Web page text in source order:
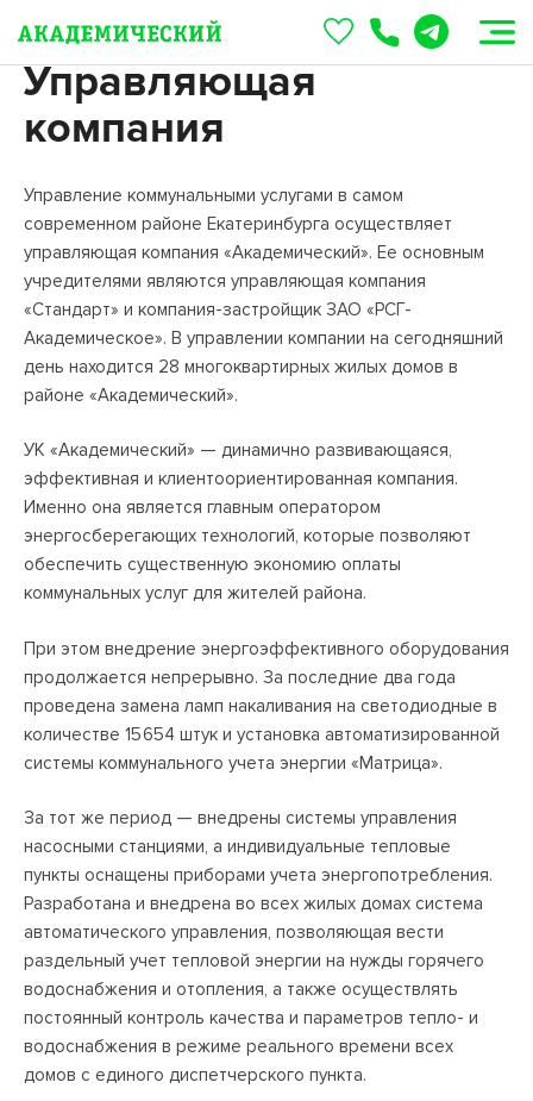
Управляющая
компания
Управление коммунальными услугами в самом
современном районе Екатеринбурга осуществляет
управляющая компания «Академический». Ее основным
учредителями являются управляющая компания
«Стандарт» и компания-застройщик ЗАО «РСГ-
Академическое». В управлении компании на сегодняшний
день находится 28 многоквартирных жилых домов в
районе «Академический».
УК «Академический» — динамично развивающаяся,
эффективная и клиентоориентированная компания.
Именно она является главным оператором
энергосберегающих технологий, которые позволяют
обеспечить существенную экономию оплаты
коммунальных услуг для жителей района.
При этом внедрение энергоэффективного оборудования
продолжается непрерывно. За последние два года
проведена замена ламп накаливания на светодиодные в
количестве 15 654 штук и установка автоматизированной
системы коммунального учета энергии «Матрица».
За тот же период — внедрены системы управления
насосными станциями, а индивидуальные тепловые
пункты оснащены приборами учета энергопотребления.
Разработана и внедрена во всех жилых домах система
автоматического управления, позволяющая вести
раздельный учет тепловой энергии на нужды горячего
водоснабжения и отопления, а также осуществлять
постоянный контроль качества и параметров тепло- и
водоснабжения в режиме реального времени всех
домов с единого диспетчерского пункта.